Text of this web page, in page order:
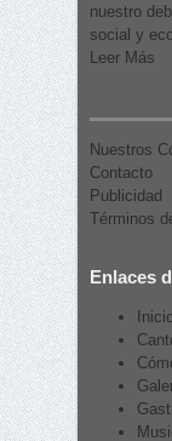
nuestro
social y
Leer Más
Nuestros
Contacto
Publicidad
Términos
Enlaces